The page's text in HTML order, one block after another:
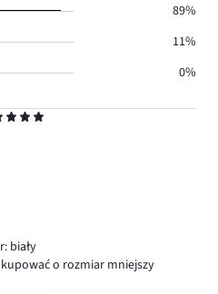
biały
o rozmiar mniejszy
89%
11%
0%